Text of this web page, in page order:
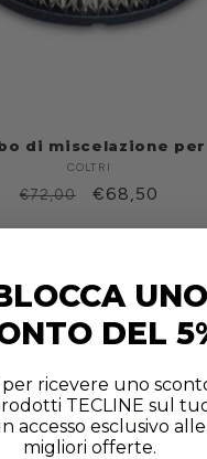
di miscelazione per
Produttore:
COLTRI
Prezzo
€72,00
Prezzo
€68,50
UNO
DEL
ricevere uno
TECLINE sul
accesso esclusivo
migliori offerte.